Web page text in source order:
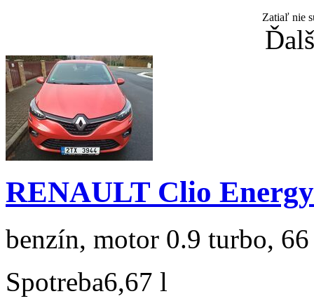
Zatiaľ nie
RENAULT Clio
benzín, motor 0.9 turbo,
Spotreba6,67 l